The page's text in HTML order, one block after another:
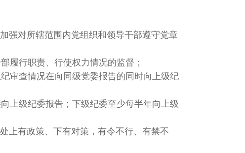
强对所辖范围内党组织和领导干部遵守党章
履行职责、行使权力情况的监督；
审查情况在向同级党委报告的同时向上级纪
上级纪委报告；下级纪委至少每半年向上级
上有政策、下有对策，有令不行、有禁不